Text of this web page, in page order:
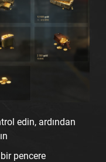
edin, ardından
pencere